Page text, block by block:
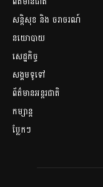
សន្តិសុខ និង ចរាចរណ៍
នយោបាយ
សេដ្ឋកិច្ច
សង្គមទូទៅ
ព័ត៌មានអន្តរជាតិ
កម្សាន្ត
ប្លែកៗ